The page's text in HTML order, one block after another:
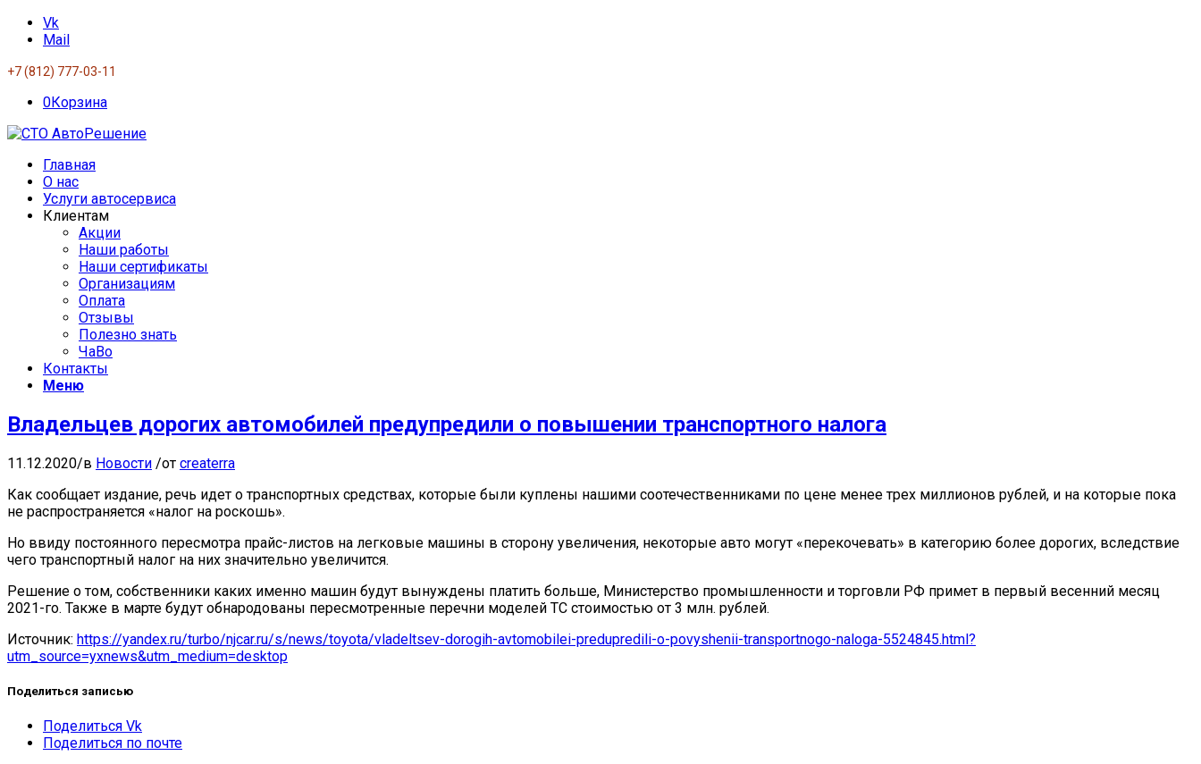
Vk
Mail
+7 (812) 777-03-11
0Корзина
Главная
О нас
Услуги автосервиса
Клиентам
Акции
Наши работы
Наши сертификаты
Организациям
Оплата
Отзывы
Полезно знать
ЧаВо
Контакты
Меню
Владельцев дорогих автомобилей предупредили о повышении транспортного налога
11.12.2020/в Новости /от createrra
Как сообщает издание, речь идет о транспортных средствах, которые были куплены нашими соотечественниками по цене менее трех миллионов рублей, и на которые пока
не распространяется «налог на роскошь».
Но ввиду постоянного пересмотра прайс-листов на легковые машины в сторону увеличения, некоторые авто могут «перекочевать» в категорию более дорогих, вследствие
чего транспортный налог на них значительно увеличится.
Решение о том, собственники каких именно машин будут вынуждены платить больше, Министерство промышленности и торговли РФ примет в первый весенний месяц
2021-го. Также в марте будут обнародованы пересмотренные перечни моделей ТС стоимостью от 3 млн. рублей.
Источник: https://yandex.ru/turbo/njcar.ru/s/news/toyota/vladeltsev-dorogih-avtomobilei-predupredili-o-povyshenii-transportnogo-naloga-5524845.html?
utm_source=yxnews&utm_medium=desktop
Поделиться записью
Поделиться Vk
Поделиться по почте